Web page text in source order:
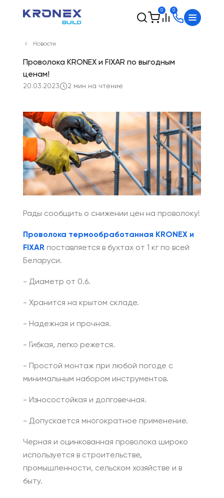
0 0
Новости
20.03.2023 2 мин на чтение
Проволока KRONEX и FIXAR по выгодным
ценам!
Рады сообщить о снижении цен на проволоку!
Проволока термообработанная KRONEX и
FIXAR поставляется в бухтах от 1 кг по всей
Беларуси.
- Диаметр от 0.6.
- Хранится на крытом складе.
- Надежная и прочная.
- Гибкая, легко режется.
- Простой монтаж при любой погоде с
минимальным набором инструментов.
- Износостойкая и долговечная.
- Допускается многократное применение.
Черная и оцинкованная проволока широко
используется в строительстве,
промышленности, сельском хозяйстве и в
быту.